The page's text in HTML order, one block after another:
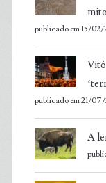
publicado em 15/02/
publicado em 21/
A